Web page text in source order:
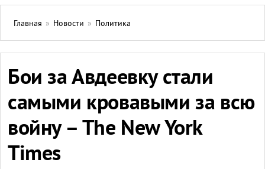
Главная » Новости » Политика
Бои за Авдеевку стали
самыми кровавыми за всю
войну – The New York
Times